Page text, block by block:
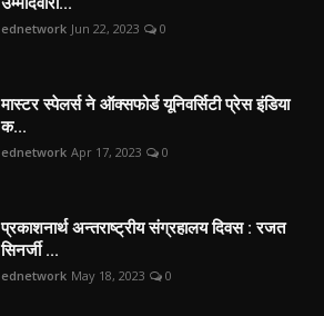
ednetwork Jun 22, 2023 0
मास्टर स्पेलर्स ने ऑक्सफोर्ड यूनिवर्सिटी प्रेस इंडिया
क...
ednetwork Apr 17, 2023 0
प्रकाशनार्थ अन्तराष्ट्रीय संग्रहालय दिवस : रजत
सिनर्जी ...
ednetwork May 18, 2023 0